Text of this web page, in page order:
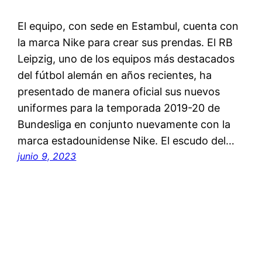
El equipo, con sede en Estambul, cuenta con
la marca Nike para crear sus prendas. El RB
Leipzig, uno de los equipos más destacados
del fútbol alemán en años recientes, ha
presentado de manera oficial sus nuevos
uniformes para la temporada 2019-20 de
Bundesliga en conjunto nuevamente con la
marca estadounidense Nike. El escudo del…
junio 9, 2023